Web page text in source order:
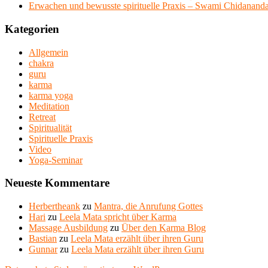
Erwachen und bewusste spirituelle Praxis – Swami
Kategorien
Allgemein
chakra
guru
karma
karma yoga
Meditation
Retreat
Spiritualität
Spirituelle Praxis
Video
Yoga-Seminar
Neueste Kommentare
Herbertheank zu Mantra, die Anrufung Gottes
Hari zu Leela Mata spricht über Karma
Massage Ausbildung zu Über den Karma Blog
Bastian zu Leela Mata erzählt über ihren Guru
Gunnarzu Leela Mata erzählt über ihren Guru